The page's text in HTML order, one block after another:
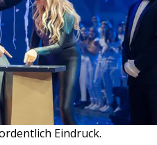
Eindruck.